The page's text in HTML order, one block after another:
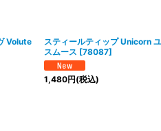
Volute
スティールティップ Unicorn
スムース [78087]
1,480円(税込)